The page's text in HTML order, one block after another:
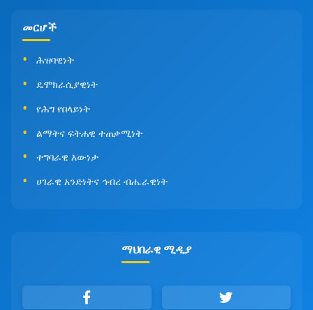
መርሆች
ሕዝባዊነት
ዴሞክራሲያዊነት
የሕግ የበላይነት
ልማትና ፍትሐዊ ተጠቃሚነት
ተግባራዊ እውነታ
ሀገራዊ አንድነትና ኅብረ ብሔራዊነት
ማህበራዊ ሚዲያ